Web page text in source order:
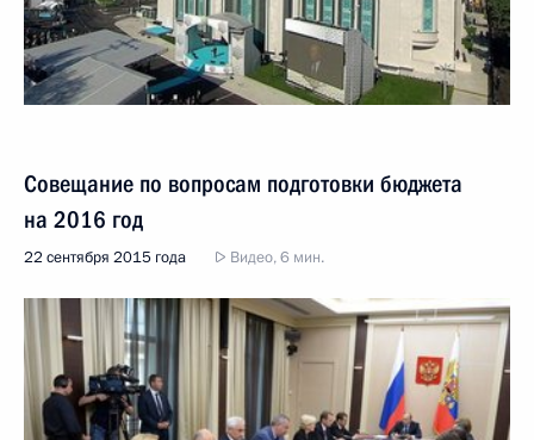
Совещание по вопросам подготовки бюджета
на 2016 год
22 сентября 2015 года Видео, 6 мин.